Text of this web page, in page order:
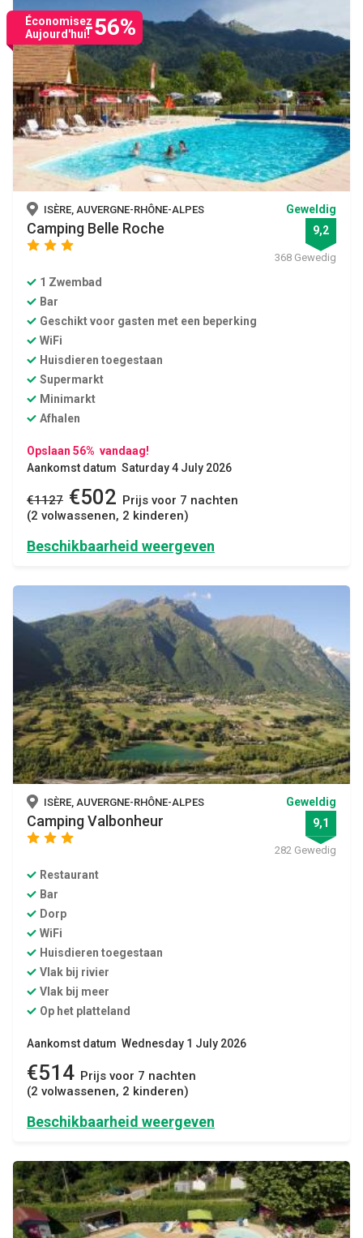
Économisez
Aujourd'hui!-56%
ISÈRE, AUVERGNE-RHÔNE-ALPES
Camping Belle Roche
star star
Geweldig
9,2
368 Gewedig
1 Zwembad
Bar
Geschikt voor gasten met een beperking
WiFi
Huisdieren toegestaan
Supermarkt
Minimarkt
Afhalen
Opslaan 56% vandaag!
Aankomst datum Saturday 4 July 2026
€1127 €502 Prijs voor 7 nachten
(2 volwassenen, 2 kinderen)
Beschikbaarheid weergeven
ISÈRE, AUVERGNE-RHÔNE-ALPES
Camping Valbonheur
star star
Geweldig
9,1
282 Gewedig
Restaurant
Bar
Dorp
WiFi
Huisdieren toegestaan
Vlak bij rivier
Vlak bij meer
Op het platteland
Aankomst datum Wednesday 1 July 2026
€514 Prijs voor 7 nachten
(2 volwassenen, 2 kinderen)
Beschikbaarheid weergeven